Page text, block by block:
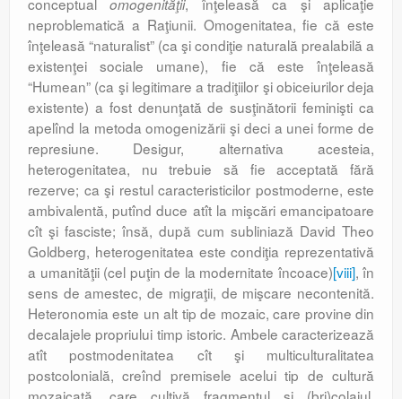
omogenităţii
neproblematică a Raţiunii. Omogenitatea, fie că este
înţeleasă “naturalist” (ca şi condiţie naturală prealabilă a
existenţei sociale umane), fie că este înţeleasă
“Humean” (ca şi legitimare a tradiţiilor şi obiceiurilor deja
existente) a fost denunţată de susţinătorii feminişti ca
apelînd la metoda omogenizării şi deci a unei forme de
represiune. Desigur, alternativa acesteia,
heterogenitatea, nu trebuie să fie acceptată fără
rezerve; ca şi restul caracteristicilor postmoderne, este
ambivalentă, putînd duce atît la mişcări emancipatoare
cît şi fasciste; însă, după cum subliniază David Theo
Goldberg, heterogenitatea este condiţia reprezentativă
a umanităţii (cel puţin de la modernitate încoace)[viii], în
sens de amestec, de migraţii, de mişcare necontenită.
Heteronomia este un alt tip de mozaic, care provine din
decalajele propriului timp istoric. Ambele caracterizează
atît postmodenitatea cît şi multiculturalitatea
postcolonială, creînd premisele acelui tip de cultură